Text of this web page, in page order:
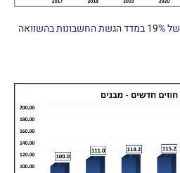
ישנה עלייה של 19% במדד הגשת החשבונות בהשוואה